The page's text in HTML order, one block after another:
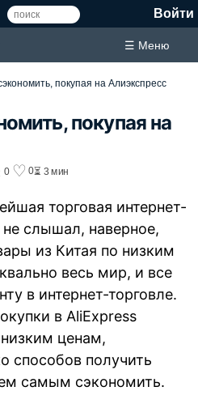
Войти
☰ Меню
покупая на Алиэкспресс
покупая на
0 ♡ 0⏳ 3 мин
торговая интернет-
слышал, наверное,
из Китая по низким
весь мир, и все
в интернет-торговле.
в AliExpress
ценам,
способов получить
самым сэкономить.